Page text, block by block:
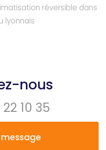
réversible dans
lyonnais
nous
10 35